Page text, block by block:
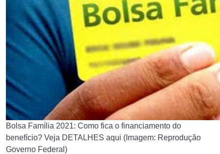
Bolsa Família 2021: Como fica o financiamento do
benefício? Veja DETALHES aqui (Imagem: Reprodução
Governo Federal)